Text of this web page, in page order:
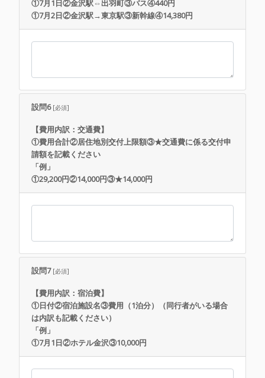
①7月1日②金沢駅⇔出羽町③バス④440円
①7月2日②金沢駅→東京駅③新幹線④14,380円
設問6[必須]
【費用内訳：交通費】
①費用合計②居住地別交付上限額③★交通費に係る交付申
請額を記載ください
「例」
①29,200円②14,000円③★14,000円
設問7[必須]
【費用内訳：宿泊費】
①日付②宿泊施設名③費用（1泊分）（同行者がいる場合
は内訳も記載ください）
「例」
①7月1日②ホテル金沢③10,000円